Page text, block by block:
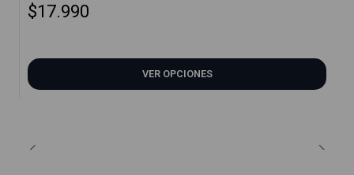
$17.990
VER OPCIONES